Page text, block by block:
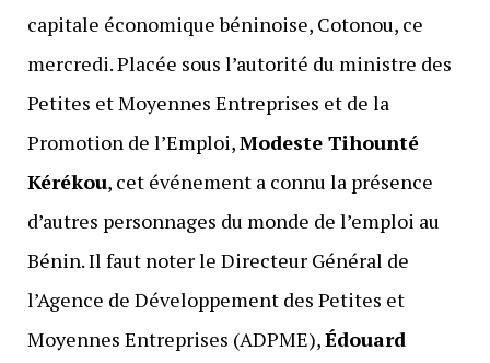
capitale économique béninoise, Cotonou, ce
mercredi. Placée sous l’autorité du ministre des
Petites et Moyennes Entreprises et de la
Promotion de l’Emploi,Modeste Tihounté
Kérékou, cet événement a connu la présence
d’autres personnages du monde de l’emploi au
Bénin. Il faut noter le Directeur Général de
l’Agence de Développement des Petites et
Moyennes Entreprises (ADPME),Édouard